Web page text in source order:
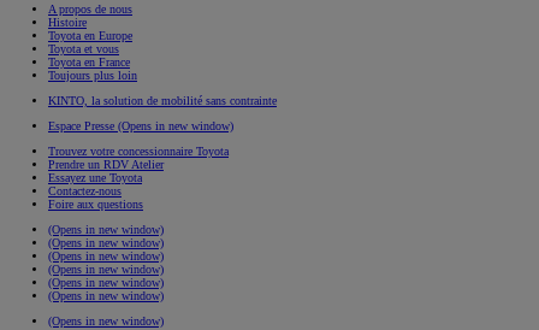
A propos de nous
Histoire
Toyota en Europe
Toyota et vous
Toyota en France
Toujours plus loin
KINTO, la solution de mobilité sans contrainte
Espace Presse (Opens in new window)
Trouvez votre concessionnaire Toyota
Prendre un RDV Atelier
Essayez une Toyota
Contactez-nous
Foire aux questions
(Opens in new window)
(Opens in new window)
(Opens in new window)
(Opens in new window)
(Opens in new window)
(Opens in new window)
(Opens in new window)